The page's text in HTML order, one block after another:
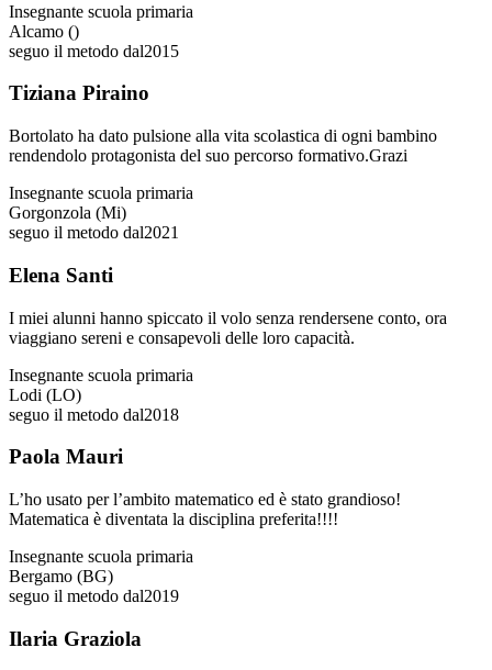
Insegnante scuola primaria
Alcamo ()
seguo il metodo dal2015
Tiziana Piraino
Bortolato ha dato pulsione alla vita scolastica di ogni bambino
rendendolo protagonista del suo percorso formativo.Grazi
Insegnante scuola primaria
Gorgonzola (Mi)
seguo il metodo dal2021
Elena Santi
I miei alunni hanno spiccato il volo senza rendersene conto, ora
viaggiano sereni e consapevoli delle loro capacità.
Insegnante scuola primaria
Lodi (LO)
seguo il metodo dal2018
Paola Mauri
L’ho usato per l’ambito matematico ed è stato grandioso!
Matematica è diventata la disciplina preferita!!!!
Insegnante scuola primaria
Bergamo (BG)
seguo il metodo dal2019
Ilaria Graziola